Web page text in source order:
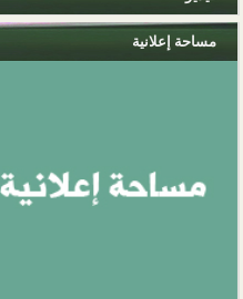
مساحة إعلانية